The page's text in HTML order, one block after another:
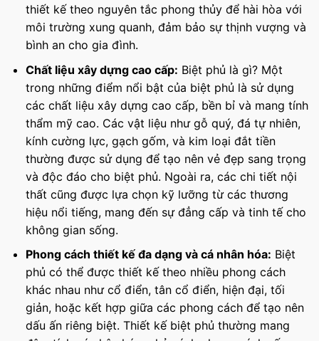
thiết kế theo nguyên tắc phong thủy để hài hòa với
môi trường xung quanh, đảm bảo sự thịnh vượng và
bình an cho gia đình.
Chất liệu xây dựng cao cấp: Biệt phủ là gì? Một
trong những điểm nổi bật của biệt phủ là sử dụng
các chất liệu xây dựng cao cấp, bền bỉ và mang tính
thẩm mỹ cao. Các vật liệu như gỗ quý, đá tự nhiên,
kính cường lực, gạch gốm, và kim loại đắt tiền
thường được sử dụng để tạo nên vẻ đẹp sang trọng
và độc đáo cho biệt phủ. Ngoài ra, các chi tiết nội
thất cũng được lựa chọn kỹ lưỡng từ các thương
hiệu nổi tiếng, mang đến sự đẳng cấp và tinh tế cho
không gian sống.
Phong cách thiết kế đa dạng và cá nhân hóa: Biệt
phủ có thể được thiết kế theo nhiều phong cách
khác nhau như cổ điển, tân cổ điển, hiện đại, tối
giản, hoặc kết hợp giữa các phong cách để tạo nên
dấu ấn riêng biệt. Thiết kế biệt phủ thường mang